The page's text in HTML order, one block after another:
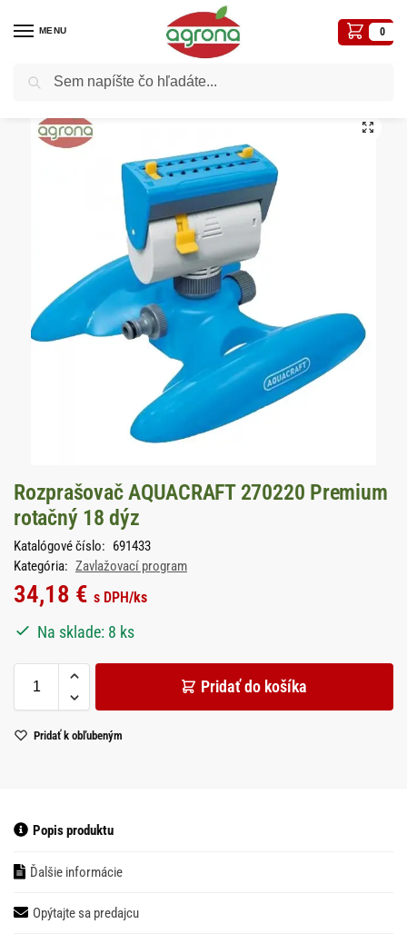
MENU 0
Domov Zavlažovací program / Rozprašovač AQUACRAFT 270220 Premium rotačný 18 dýz
Rozprašovač AQUACRAFT 270220 Premium
rotačný 18 dýz
Katalógové číslo: 691433
Kategória: Zavlažovací program
34,18 € s DPH/ks
Na sklade: 8 ks
Pridať do košíka
Pridať k obľubeným
Popis produktu
Ďalšie informácie
Opýtajte sa predajcu